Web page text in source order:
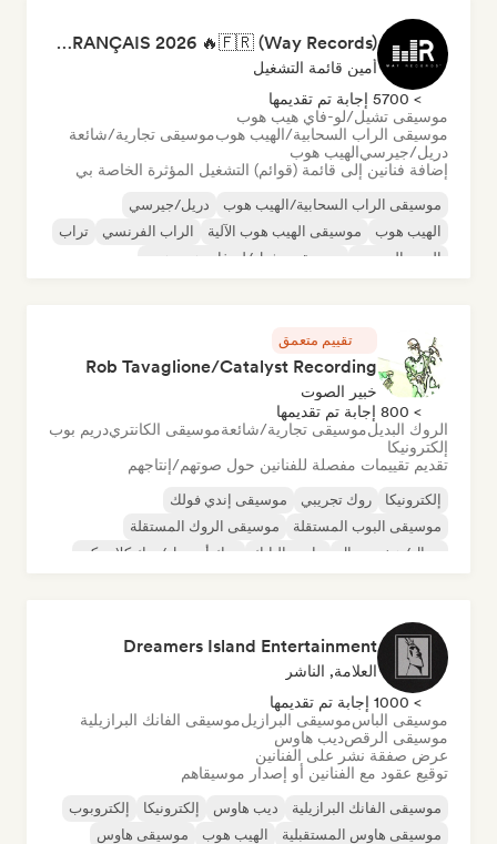
RAP FRANÇAIS 2026 🔥🇫🇷 (Way Records)
أمين قائمة التشغيل
> 5700 إجابة تم تقديمها
موسيقى تشيل/لو-فاي هيب هوب
موسيقى الراب السحابية/الهيب هوبموسيقى تجارية/شائعة
دريل/جيرسيالهيب هوب
إضافة فنانين إلى قائمة (قوائم) التشغيل المؤثرة الخاصة بي
موسيقى الراب السحابية/الهيب هوب
دريل/جيرسي
الهيب هوب
موسيقى الهيب هوب الآلية الراب الفرنسي
تراب
البوب الحضري
موسيقى تشيل/لو-فاي هيب هوب
تقييم متعمق
Rob Tavaglione/Catalyst Recording
خبير الصوت
> 800 إجابة تم تقديمها
الروك البديلموسيقى تجارية/شائعةموسيقى الكانتريدريم بوب
إلكترونيكا
تقديم تقييمات مفصلة للفنانين حول صوتهم/إنتاجهم
إلكترونيكا روك تجريبي
موسيقى إندي فولك
موسيقى البوب المستقلة
موسيقى الروك المستقلة
ميتال/هيفي ميتال
ما بعد البانك روك أند رول/روك كلاسيكي
Dreamers Island Entertainment
العلامة, الناشر
> 1000 إجابة تم تقديمها
موسيقى الباسموسيقى البرازيلموسيقى الفانك البرازيلية
موسيقى الرقصديب هاوس
عرض صفقة نشر على الفنانين
توقيع عقود مع الفنانين أو إصدار موسيقاهم
موسيقى الفانك البرازيلية ديب هاوس إلكترونيكا
إلكتروبوب
موسيقى هاوس المستقبلية
الهيب هوب
موسيقى هاوس